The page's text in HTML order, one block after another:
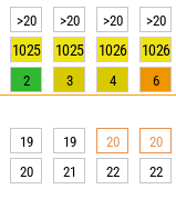
>20 >20 >20 >20
1025 1025 1026 1026
2 3 4 6
19 19 20 20
20 21 22 22